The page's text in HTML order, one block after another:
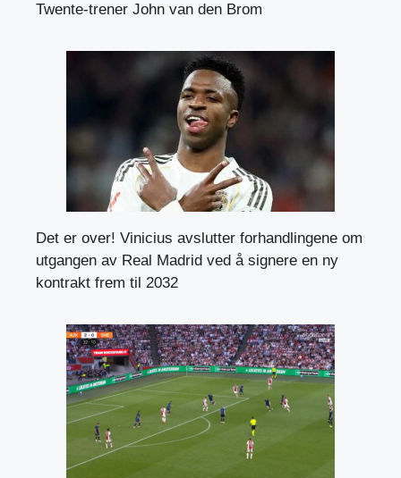
Twente-trener John van den Brom
Det er over! Vinicius avslutter forhandlingene om
utgangen av Real Madrid ved å signere en ny
kontrakt frem til 2032